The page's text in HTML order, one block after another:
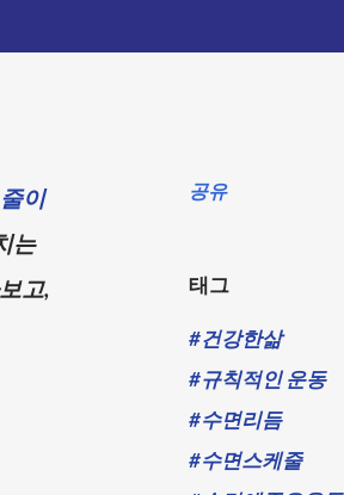
이
는
고,
공유
태그
#건강한삶
#규칙적인 운동
#수면리듬
#수면스케줄